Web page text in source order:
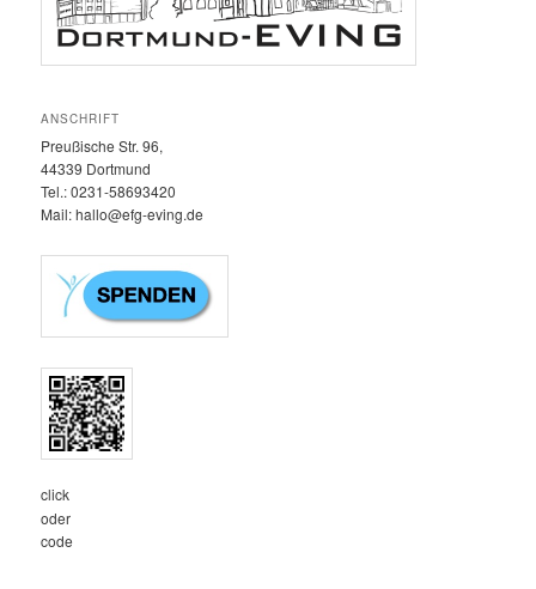
ANSCHRIFT
Preußische Str. 96,
44339 Dortmund
Tel.: 0231-58693420‬
Mail: hallo@efg-eving.de
click
oder
code